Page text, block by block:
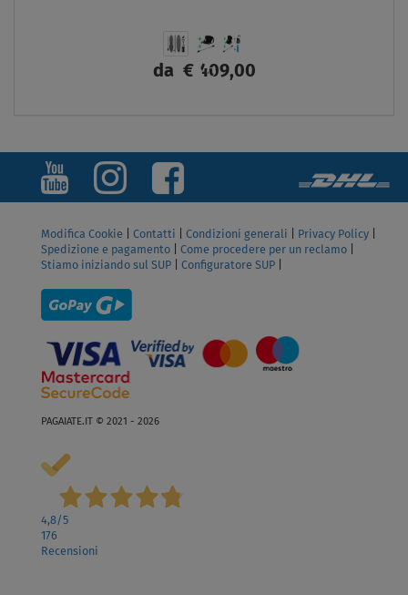
da € 409,00
Modifica Cookie Contatti Condizioni generali Privacy Policy
Spedizione e pagamento
Come procedere per un reclamo
Stiamo iniziando sul SUP
Configuratore SUP
PAGAIATE.IT © 2021 - 2026
4,8/5
176
Recensioni